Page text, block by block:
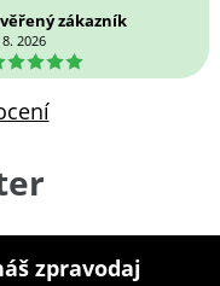
zákazník
2026
zpravodaj